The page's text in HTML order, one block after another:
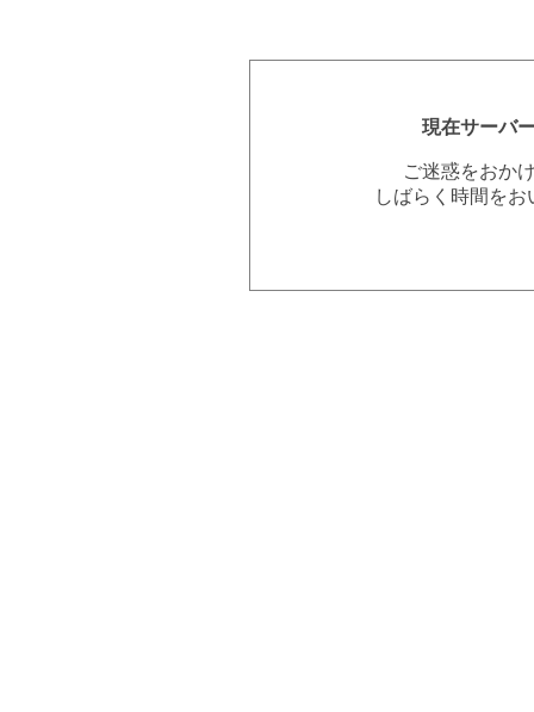
現在サーバ
ご迷惑をおか
しばらく時間を